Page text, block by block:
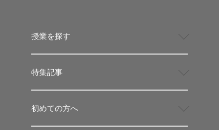
授業を探す
特集記事
初めての方へ